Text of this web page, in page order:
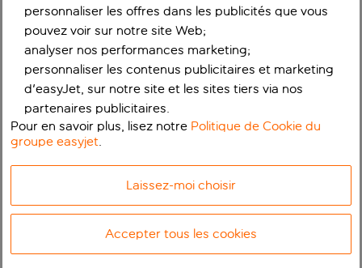
personnaliser les offres dans les publicités que vous
pouvez voir sur notre site Web;
analyser nos performances marketing;
personnaliser les contenus publicitaires et marketing
d'easyJet, sur notre site et les sites tiers via nos
partenaires publicitaires.
Pour en savoir plus, lisez notre Politique de Cookie du
groupe easyjet.
Laissez-moi choisir
Accepter tous les cookies